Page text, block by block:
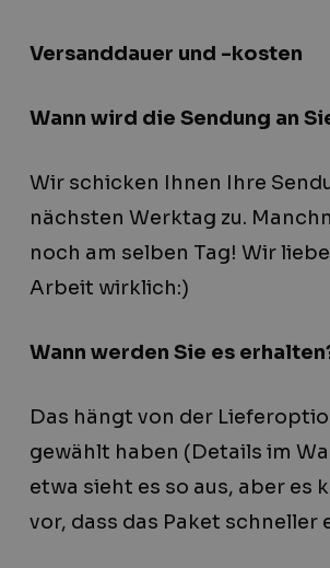
Versanddauer und -kosten
Wann wird die Sendung an
Wir schicken Ihnen Ihre
nächsten Werktag zu.
noch am selben Tag! Wir
Arbeit wirklich:)
Wann werden Sie es
Das hängt von der
gewählt haben (Details im
etwa sieht es so aus, aber es
vor, dass das Paket schneller